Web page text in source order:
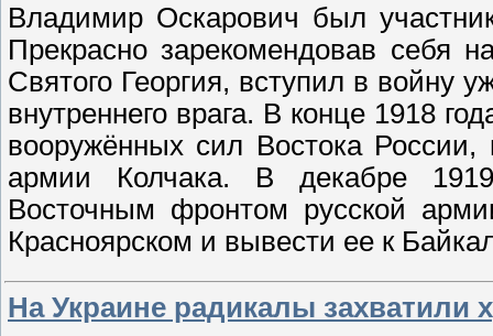
Владимир Оскарович был
Прекрасно зарекомендовав себя
Святого Георгия, вступил в войну
внутреннего врага. В конце 1918
вооружённых сил Востока России,
армии Колчака. В декабре
Восточным фронтом русской
Красноярском и вывести ее к
На Украине радикалы захватили